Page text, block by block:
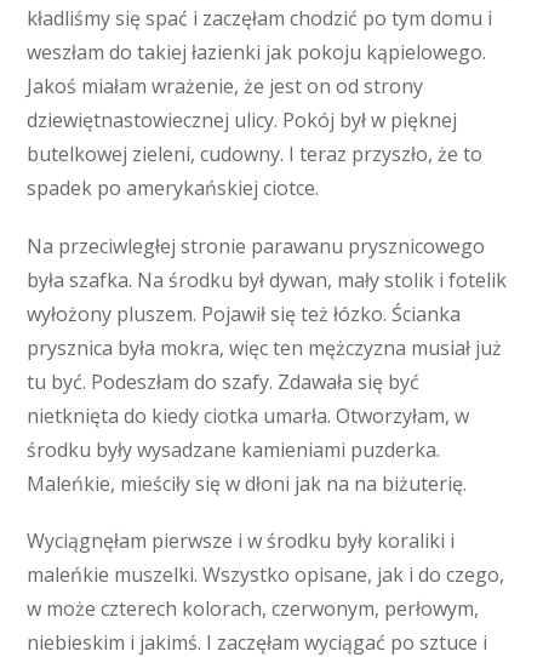
kładliśmy się spać i zaczęłam chodzić po tym domu i
weszłam do takiej łazienki jak pokoju kąpielowego.
Jakoś miałam wrażenie, że jest on od strony
dziewiętnastowiecznej ulicy. Pokój był w pięknej
butelkowej zieleni, cudowny. I teraz przyszło, że to
spadek po amerykańskiej ciotce.
Na przeciwległej stronie parawanu prysznicowego
była szafka. Na środku był dywan, mały stolik i fotelik
wyłożony pluszem. Pojawił się też łózko. Ścianka
prysznica była mokra, więc ten mężczyzna musiał już
tu być. Podeszłam do szafy. Zdawała się być
nietknięta do kiedy ciotka umarła. Otworzyłam, w
środku były wysadzane kamieniami puzderka.
Maleńkie, mieściły się w dłoni jak na na biżuterię.
Wyciągnęłam pierwsze i w środku były koraliki i
maleńkie muszelki. Wszystko opisane, jak i do czego,
w może czterech kolorach, czerwonym, perłowym,
niebieskim i jakimś. I zaczęłam wyciągać po sztuce i